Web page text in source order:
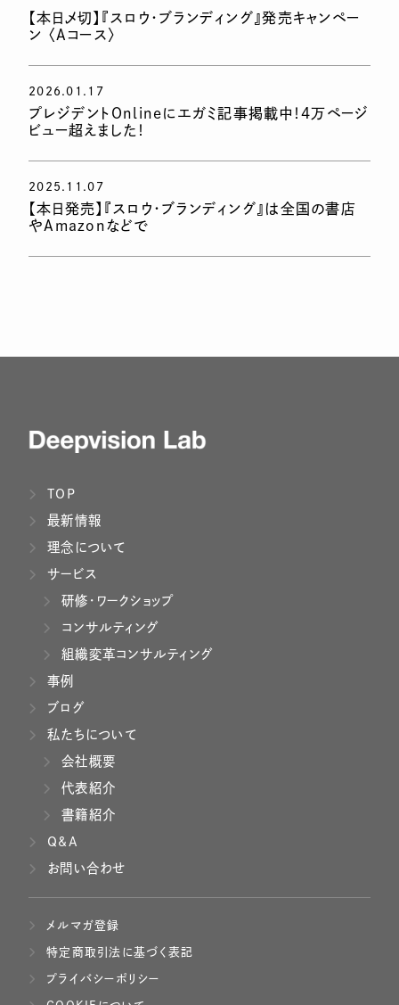
【本日〆切】『スロウ・ブランディング』発売キャンペー
ン 〈Aコース〉
2026.01.17
プレジデントOnlineにエガミ記事掲載中！4万ページ
ビュー超えました！
2025.11.07
【本日発売】『スロウ・ブランディング』は全国の書店
やAmazonなどで
TOP
最新情報
理念について
サービス
研修・ワークショップ
コンサルティング
組織変革コンサルティング
事例
ブログ
私たちについて
会社概要
代表紹介
書籍紹介
Q&A
お問い合わせ
メルマガ登録
特定商取引法に基づく表記
プライバシーポリシー